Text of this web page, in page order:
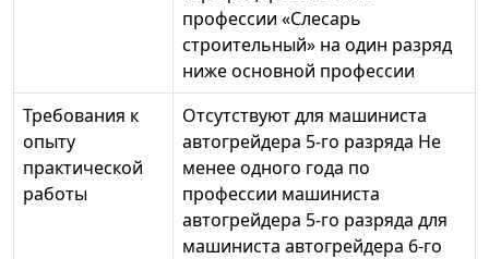
профессии «Слесарь
строительный» на один разряд
ниже основной профессии
Требования к
опыту
практической
работы
Отсутствуют для машиниста
автогрейдера 5-го разряда Не
менее одного года по
профессии машиниста
автогрейдера 5-го разряда для
машиниста автогрейдера 6-го